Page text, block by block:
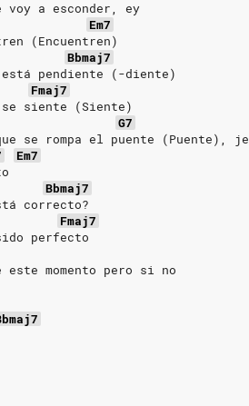
voy a esconder, ey
Em7
(Encuentren)
Bbmaj7
pendiente (-diente)
Fmaj7
se siente (Siente)
G7
se rompa el puente (Puente), je
Em7
Bbmaj7
correcto?
Fmaj7
perfecto
momento pero si no